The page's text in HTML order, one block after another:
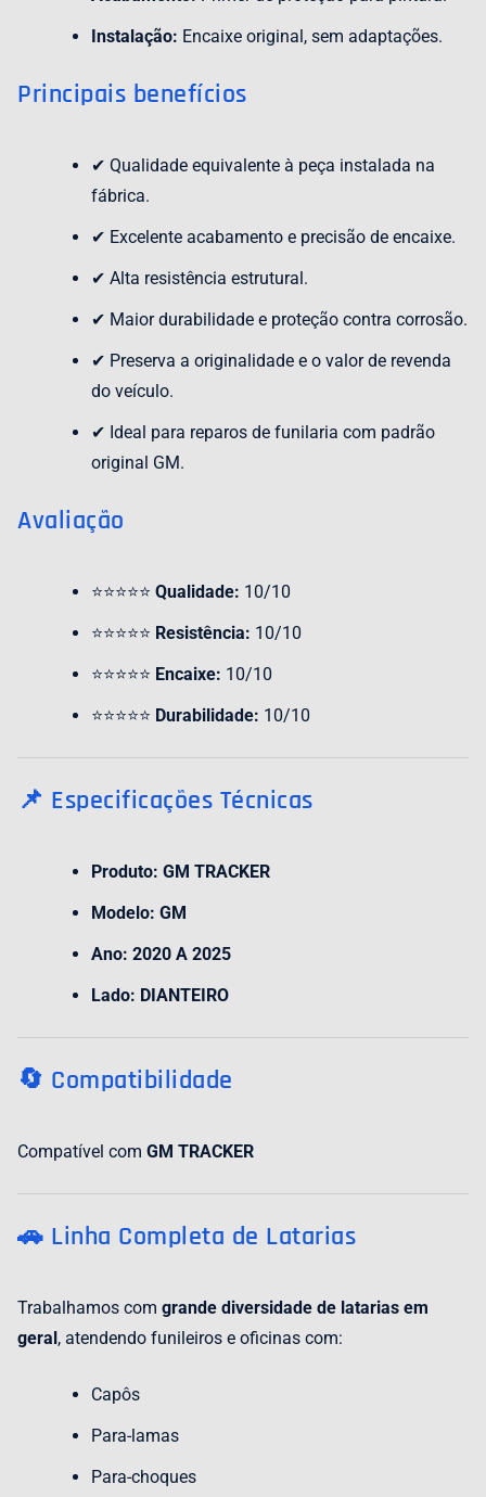
Instalação: Encaixe original, sem adaptações.
Principais benefícios
✔ Qualidade equivalente à peça instalada na
fábrica.
✔ Excelente acabamento e precisão de encaixe.
✔ Alta resistência estrutural.
✔ Maior durabilidade e proteção contra corrosão.
✔ Preserva a originalidade e o valor de revenda
do veículo.
✔ Ideal para reparos de funilaria com padrão
original GM.
Avaliação
⭐⭐⭐⭐⭐ Qualidade: 10/10
⭐⭐⭐⭐⭐ Resistência: 10/10
⭐⭐⭐⭐⭐ Encaixe: 10/10
⭐⭐⭐⭐⭐ Durabilidade: 10/10
📌 Especificações Técnicas
Produto: GM TRACKER
Modelo: GM
Ano: 2020 A 2025
Lado: DIANTEIRO
🔄 Compatibilidade
Compatível com GM TRACKER
🚗 Linha Completa de Latarias
Trabalhamos com grande diversidade de latarias em
geral, atendendo funileiros e oficinas com:
Capôs
Para-lamas
Para-choques